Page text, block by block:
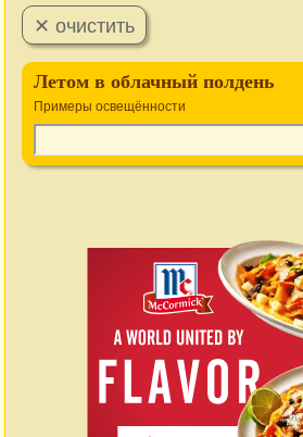
Летом в облачный полдень
Примеры освещённости